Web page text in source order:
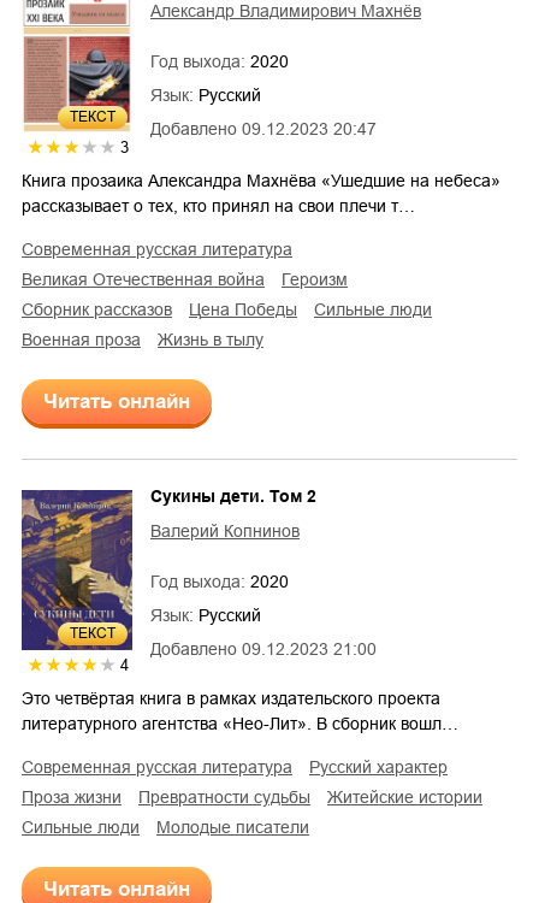
ТЕКСТ
3
Добавлено 09.12.2023 20:47
Александр Владимирович Махнёв
Год выхода: 2020
Язык: Русский
Книга прозаика Александра Махнёва «Ушедшие на небеса»
рассказывает о тех, кто принял на свои плечи т…
современная русская литература
Великая Отечественная война
героизм
сборник рассказов
цена Победы
сильные люди
военная проза
жизнь в тылу
Читать онлайн
ТЕКСТ
4
Добавлено 09.12.2023 21:00
Сукины дети. Том 2
Валерий Копнинов
Год выхода: 2020
Язык: Русский
Это четвёртая книга в рамках издательского проекта
литературного агентства «Нео-Лит». В сборник вошл…
современная русская литература
русский характер
проза жизни
превратности судьбы
житейские истории
сильные люди
молодые писатели
Читать онлайн